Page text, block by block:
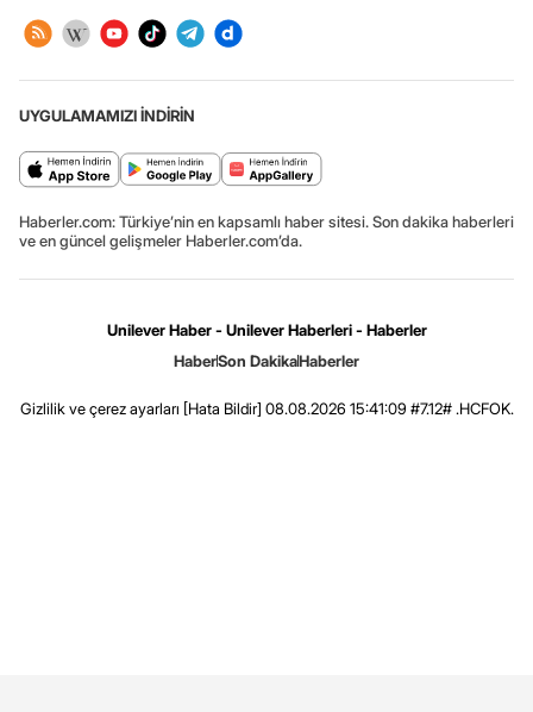
UYGULAMAMIZI İNDİRİN
Haberler.com: Türkiye’nin en kapsamlı haber sitesi. Son dakika haberleri
ve en güncel gelişmeler Haberler.com’da.
Unilever Haber - Unilever Haberleri - Haberler
HaberSon DakikaHaberler
Gizlilik ve çerez ayarları [Hata Bildir] 08.08.2026 15:41:09 #7.12# .HCFOK.